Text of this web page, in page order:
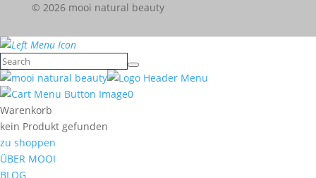
© 2026 mooi natural beauty
0
Warenkorb
kein Produkt gefunden
zu shoppen
ÜBER MOOI
BLOG